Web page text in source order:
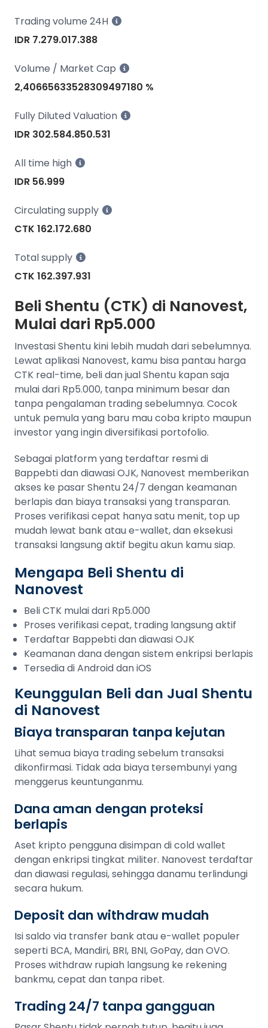
Trading volume 24H
IDR 7.279.017.388
Volume / Market Cap
2,40665633528309497180 %
Fully Diluted Valuation
IDR 302.584.850.531
All time high
IDR 56.999
Circulating supply
CTK 162.172.680
Total supply
CTK 162.397.931
Beli Shentu (CTK) di Nanovest,
Mulai dari Rp5.000
Investasi Shentu kini lebih mudah dari sebelumnya.
Lewat aplikasi Nanovest, kamu bisa pantau harga
CTK real-time, beli dan jual Shentu kapan saja
mulai dari Rp5.000, tanpa minimum besar dan
tanpa pengalaman trading sebelumnya. Cocok
untuk pemula yang baru mau coba kripto maupun
investor yang ingin diversifikasi portofolio.
Sebagai platform yang terdaftar resmi di
Bappebti dan diawasi OJK, Nanovest memberikan
akses ke pasar Shentu 24/7 dengan keamanan
berlapis dan biaya transaksi yang transparan.
Proses verifikasi cepat hanya satu menit, top up
mudah lewat bank atau e-wallet, dan eksekusi
transaksi langsung aktif begitu akun kamu siap.
Mengapa Beli Shentu di
Nanovest
Beli CTK mulai dari Rp5.000
Proses verifikasi cepat, trading langsung aktif
Terdaftar Bappebti dan diawasi OJK
Keamanan dana dengan sistem enkripsi berlapis
Tersedia di Android dan iOS
Keunggulan Beli dan Jual Shentu
di Nanovest
Biaya transparan tanpa kejutan
Lihat semua biaya trading sebelum transaksi
dikonfirmasi. Tidak ada biaya tersembunyi yang
menggerus keuntunganmu.
Dana aman dengan proteksi
berlapis
Aset kripto pengguna disimpan di cold wallet
dengan enkripsi tingkat militer. Nanovest terdaftar
dan diawasi regulasi, sehingga danamu terlindungi
secara hukum.
Deposit dan withdraw mudah
Isi saldo via transfer bank atau e-wallet populer
seperti BCA, Mandiri, BRI, BNI, GoPay, dan OVO.
Proses withdraw rupiah langsung ke rekening
bankmu, cepat dan tanpa ribet.
Trading 24/7 tanpa gangguan